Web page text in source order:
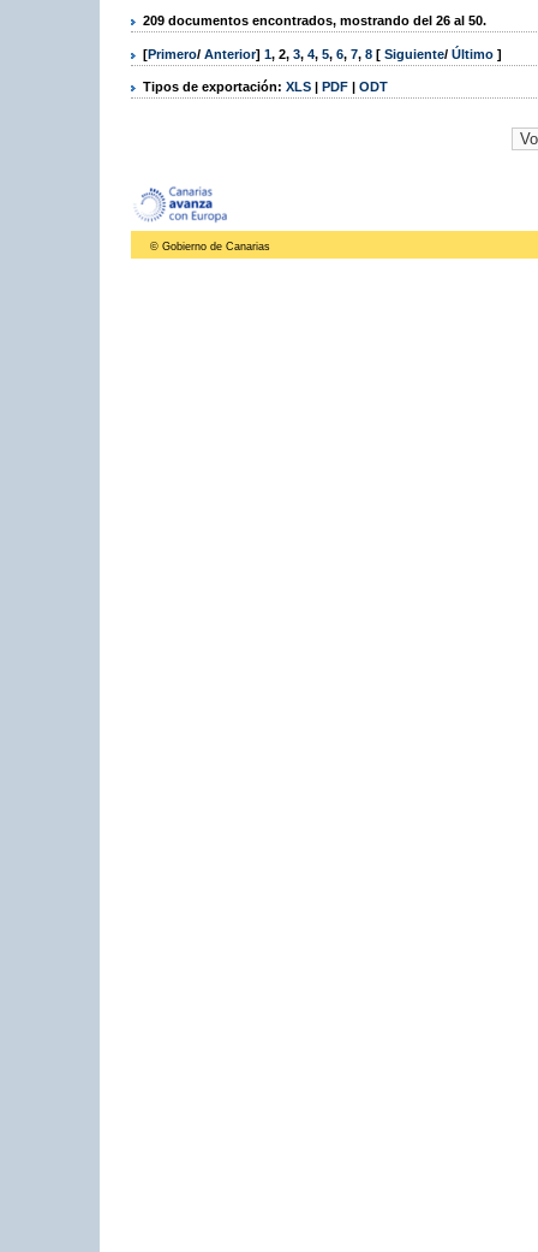
209 documentos encontrados, mostrando del 26 al 50.
[Primero/ Anterior] 1, 2, 3, 4, 5, 6, 7, 8 [ Siguiente/ Último ]
Tipos de exportación: XLS | PDF | ODT
© Gobierno de Canarias